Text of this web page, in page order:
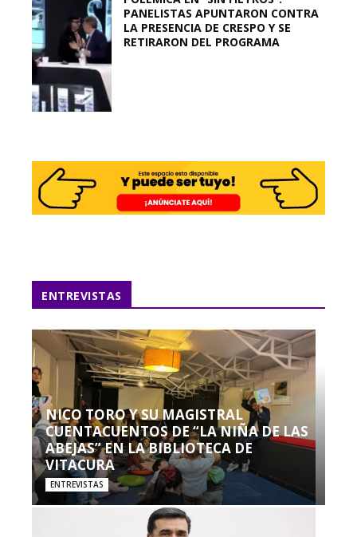
PANELISTAS APUNTARON CONTRA
LA PRESENCIA DE CRESPO Y SE
RETIRARON DEL PROGRAMA
ENTREVISTAS
NICO TORO Y SU MAGISTRAL
CUENTACUENTOS DE “LA NIÑA DE LAS
ABEJAS” EN LA BIBLIOTECA DE
VITACURA
ENTREVISTAS